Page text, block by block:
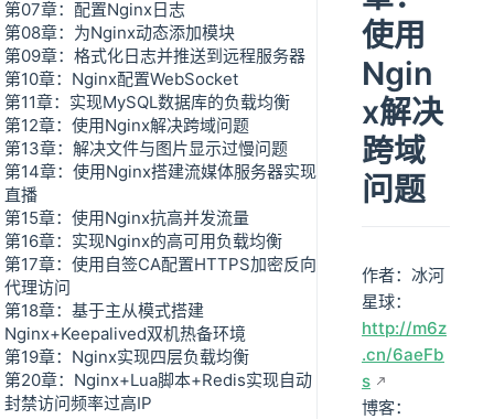
第07章：配置Nginx日志
第08章：为Nginx动态添加模块
第09章：格式化日志并推送到远程服务器
第10章：Nginx配置WebSocket
第11章：实现MySQL数据库的负载均衡
第12章：使用Nginx解决跨域问题
第13章：解决文件与图片显示过慢问题
第14章：使用Nginx搭建流媒体服务器实现
直播
第15章：使用Nginx抗高并发流量
第16章：实现Nginx的高可用负载均衡
第17章：使用自签CA配置HTTPS加密反向
代理访问
第18章：基于主从模式搭建
Nginx+Keepalived双机热备环境
第19章：Nginx实现四层负载均衡
第20章：Nginx+Lua脚本+Redis实现自动
封禁访问频率过高IP
使用
Ngin
x解决
跨域
问题
作者：冰河
星球：
http://m6z
.cn/6aeFb
s
博客：